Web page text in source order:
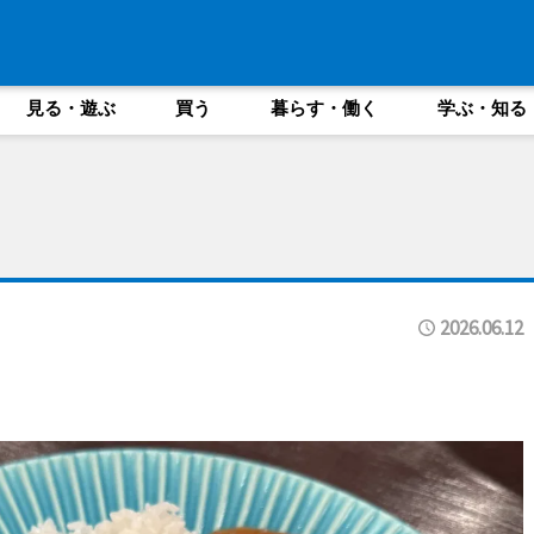
見る・遊ぶ 買う 暮らす・働く 学ぶ・知る
2026.06.12